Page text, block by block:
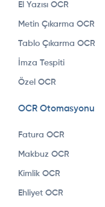
El Yazısı OCR
Metin Çıkarma OCR
Tablo Çıkarma OCR
İmza Tespiti
Özel OCR
OCR Otomasyonu
Fatura OCR
Makbuz OCR
Kimlik OCR
Ehliyet OCR